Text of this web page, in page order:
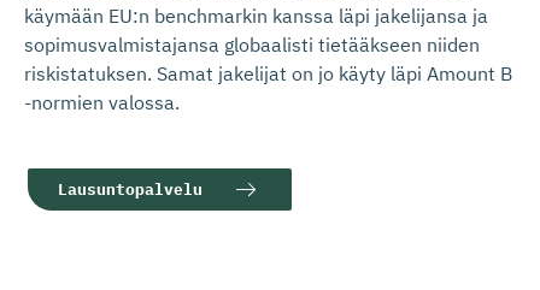
käymään EU:n benchmarkin kanssa läpi jakelijansa ja
sopimusvalmistajansa globaalisti tietääkseen niiden
riskistatuksen. Samat jakelijat on jo käyty läpi Amount B
-normien valossa.
Lausuntopalvelu